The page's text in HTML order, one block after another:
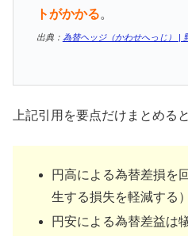
トがかかる。
出典： 為替ヘッジ（かわせへっじ） |
上記引用を要点だけまとめると
円高による為替差損を
生する損失を軽減する）
円安による為替差益は